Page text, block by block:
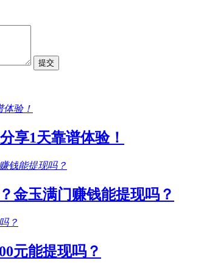
享1天靠谱体验！
金玉满门赚钱能提现吗？
元能提现吗？